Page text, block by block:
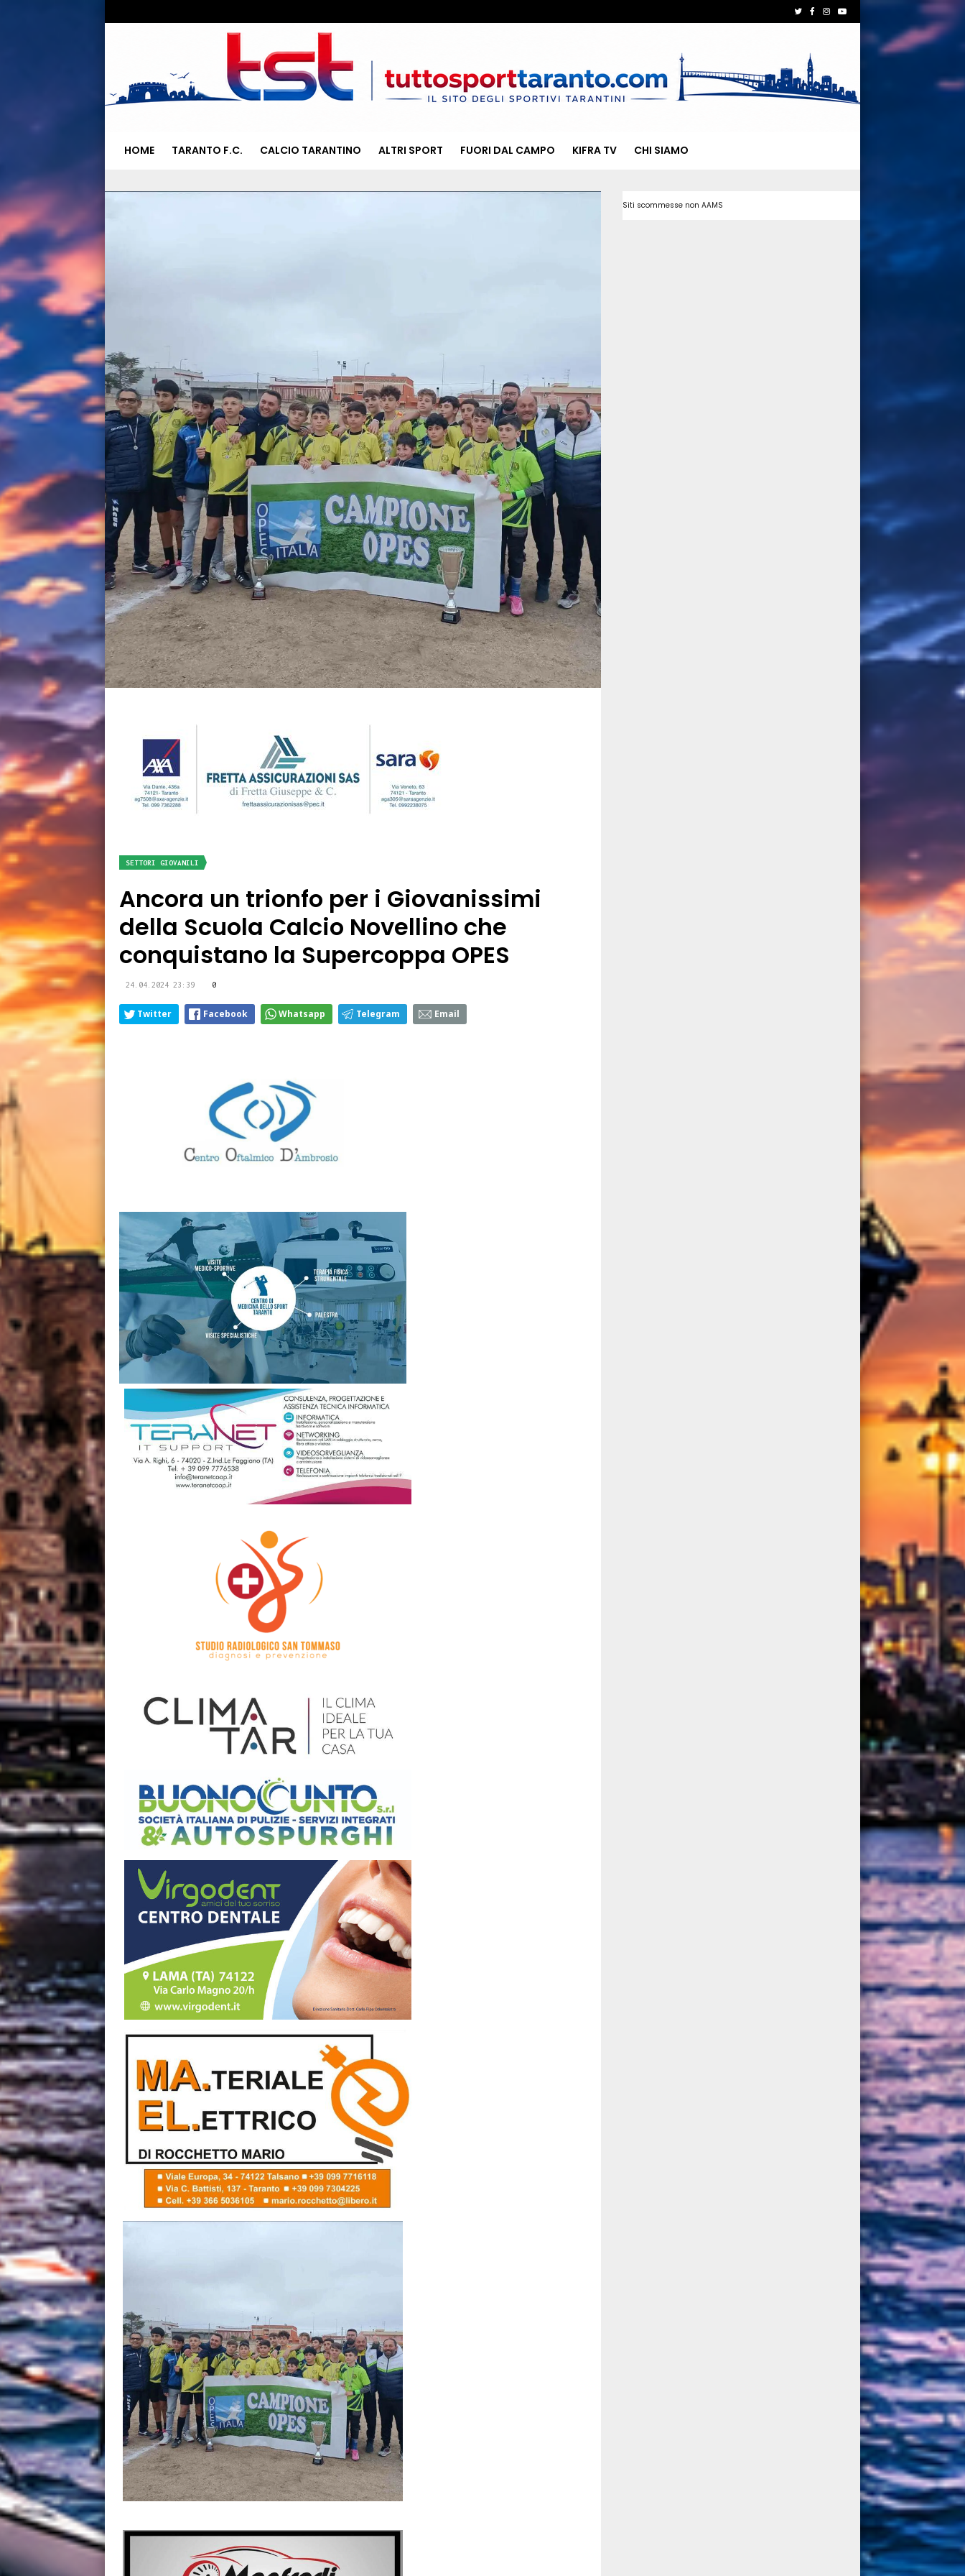
HOME TARANTO F.C. CALCIO TARANTINO ALTRI SPORT FUORI DAL CAMPO KIFRA TV CHI SIAMO
SETTORI GIOVANILI
Ancora un trionfo per i Giovanissimi
della Scuola Calcio Novellino che
conquistano la Supercoppa OPES
24.04.2024 23:39 0
Twitter Facebook Whatsapp Telegram Email
Siti scommesse non AAMS